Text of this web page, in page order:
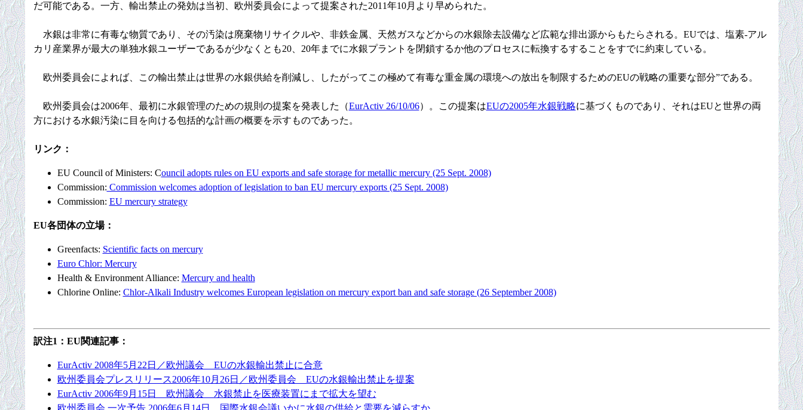
だ可能である。一方、輸出禁止の発効は当初、欧州委員会によって提案された2011年10月より早められた。
水銀は非常に有毒な物質であり、その汚染は廃棄物リサイクルや、非鉄金属、天然ガスなどからの水銀除去設備など広範な排出源からもたらされる。EUでは、塩素-アル
カリ産業界が最大の単独水銀ユーザーであるが少なくとも20、20年までに水銀プラントを閉鎖するか他のプロセスに転換するすることをすでに約束している。
欧州委員会によれば、この輸出禁止は世界の水銀供給を削減し、したがってこの極めて有毒な重金属の環境への放出を制限するためのEUの戦略の重要な部分”である。
欧州委員会は2006年、最初に水銀管理のための規則の提案を発表した（EurActiv 26/10/06）。この提案はEUの2005年水銀戦略に基づくものであり、それはEUと世界の両
方における水銀汚染に目を向ける包括的な計画の概要を示すものであった。
リンク：
EU Council of Ministers: Council adopts rules on EU exports and safe storage for metallic mercury (25 Sept. 2008)
Commission: Commission welcomes adoption of legislation to ban EU mercury exports (25 Sept. 2008)
Commission: EU mercury strategy
EU各団体の立場：
Greenfacts: Scientific facts on mercury
Euro Chlor: Mercury
Health & Environment Alliance: Mercury and health
Chlorine Online: Chlor-Alkali Industry welcomes European legislation on mercury export ban and safe storage (26 September 2008)
訳注1：EU関連記事：
EurActiv 2008年5月22日／欧州議会 EUの水銀輸出禁止に合意
欧州委員会プレスリリース2006年10月26日／欧州委員会 EUの水銀輸出禁止を提案
EurActiv 2006年9月15日 欧州議会 水銀禁止を医療装置にまで拡大を望む
欧州委員会 一次予告 2006年6月14日 国際水銀会議いかに水銀の供給と需要を減らすか